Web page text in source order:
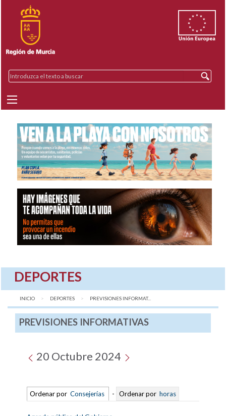
DEPORTES
INICIO DEPORTES AQUÍ:
PREVISIONES INFORMAT...
PREVISIONES INFORMATIVAS
20 Octubre 2024
Ordenar por Consejerías - Ordenar por horas